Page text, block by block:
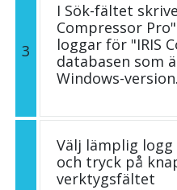
3
I Sök-fältet
Compressor
loggar för "IRIS
databasen som
Windows-version.
Välj lämplig
och tryck på
verktygsfältet